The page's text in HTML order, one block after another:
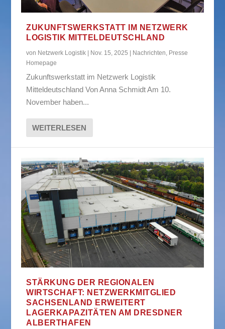
ZUKUNFTSWERKSTATT IM NETZWERK
LOGISTIK MITTELDEUTSCHLAND
von Netzwerk Logistik Nov. 15, 2025 Nachrichten, Presse
Homepage
Zukunftswerkstatt im Netzwerk Logistik
Mitteldeutschland Von Anna Schmidt Am 10.
November haben...
WEITERLESEN
STÄRKUNG DER REGIONALEN
WIRTSCHAFT: NETZWERKMITGLIED
SACHSENLAND ERWEITERT
LAGERKAPAZITÄTEN AM DRESDNER
ALBERTHAFEN